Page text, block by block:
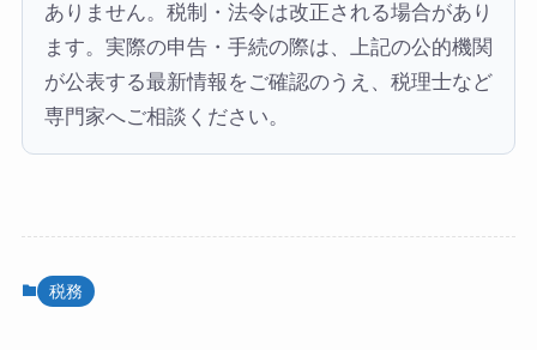
ありません。税制・法令は改正される場合があり
ます。実際の申告・手続の際は、上記の公的機関
が公表する最新情報をご確認のうえ、税理士など
専門家へご相談ください。
税務